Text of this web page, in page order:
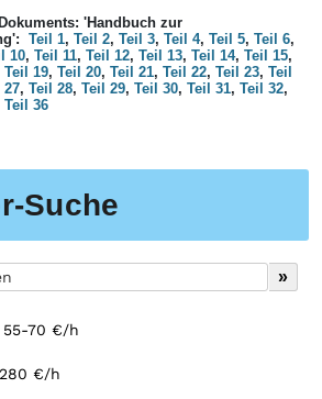
Suche
55-70 €/h
€/h
'Handbuch zur
Teil 1, Teil 2, Teil 3, Teil 4, Teil 5, Teil 6,
10, Teil 11, Teil 12, Teil 13, Teil 14, Teil 15,
Teil 19, Teil 20, Teil 21, Teil 22, Teil 23, Teil
27, Teil 28, Teil 29, Teil 30, Teil 31, Teil 32,
Teil 36